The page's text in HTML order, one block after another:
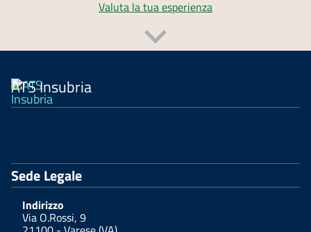
Valuta la tua esperienza
ATS Insubria
Sede Legale
Indirizzo
Via O.Rossi, 9